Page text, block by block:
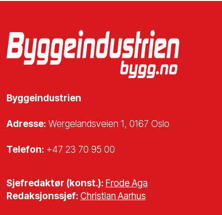
Byggeindustrien
Adresse: Wergelandsveien 1, 0167 Oslo
Telefon: +47 23 70 95 00
Sjefredaktør (konst.): Frode Aga
Redaksjonssjef: Christian Aarhus